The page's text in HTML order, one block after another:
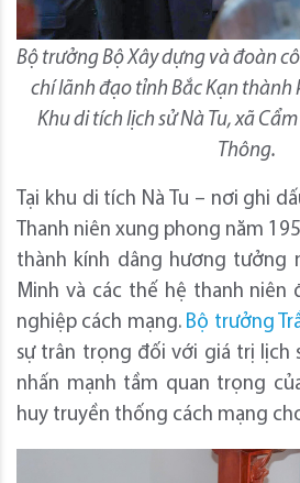
Bộ trưởng Bộ Xây dựng và đoàn
chí lãnh đạo tỉnh Bắc Kạn
Khu di tích lịch sử Nà Tu, xã
Thông.
Tại khu di tích Nà Tu – nơi ghi
Thanh niên xung phong năm
thành kính dâng hương tưởng
Minh và các thế hệ thanh niên
nghiệp cách mạng. Bộ trưởng
sự trân trọng đối với giá trị lịch
nhấn mạnh tầm quan trọng
huy truyền thống cách mạng